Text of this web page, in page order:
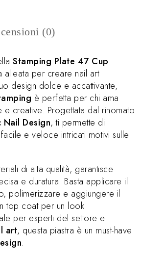
(0)
Stamping Plate 47 Cup
alleata per creare nail art
design dolce e accattivante,
è perfetta per chi ama
e creative. Progettata dal rinomato
Design, ti permette di
e veloce intricati motivi sulle
di alta qualità, garantisce
e duratura. Basta applicare il
polimerizzare e aggiungere il
top coat per un look
per esperti del settore e
art, questa piastra è un must-have
.